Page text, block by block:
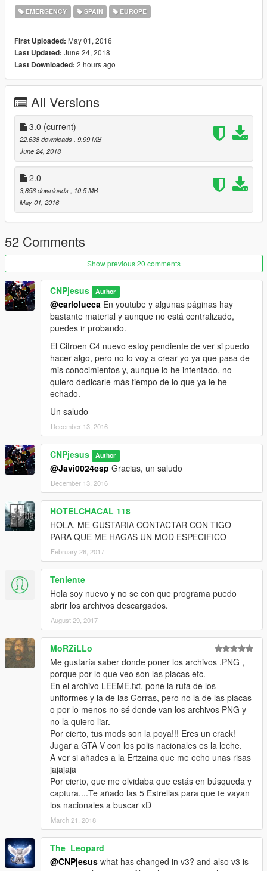
por objetos del jersey y de la camiseta
El emblema es por fín visible, más de lo mismo que las
Mejorado un poco más el aspecto de las posiciones de los
emblemas, placas y logos
Mejoras de las texturas
Un gran saludo, feliz navidad y viva el CNP!!
EMERGENCY SPAIN EUROPE
First Uploaded: May 01, 2016
Last Updated: June 24, 2018
Last Downloaded: 2 hours ago
All Versions
3.0 (current)
22,638 downloads, 9.99 MB
June 24, 2018
2.0
3,856 downloads, 10.5 MB
May 01, 2016
52 Comments
Show previous 20 comments
CNPjesus Author
@carlolucca En youtube y algunas páginas hay
bastante material y aunque no está centralizado,
puedes ir probando.
El Citroen C4 nuevo estoy pendiente de ver si puedo
hacer algo, pero no lo voy a crear yo ya que pasa de
mis conocimientos y, aunque lo he intentado, no
quiero dedicarle más tiempo de lo que ya le he
echado.
Un saludo
December 13, 2016
CNPjesus Author
@Javi0024esp Gracias, un saludo
December 13, 2016
HOTELCHACAL 118
HOLA, ME GUSTARIA CONTACTAR CON TIGO
PARA QUE ME HAGAS UN MOD ESPECIFICO
February 26, 2017
Teniente
Hola soy nuevo y no se con que programa puedo
abrir los archivos descargados.
August 29, 2017
MoRZiLLo
Me gustaría saber donde poner los archivos .PNG ,
porque por lo que veo son las placas etc.
En el archivo LEEME.txt, pone la ruta de los
uniformes y la de las Gorras, pero no la de las placas
o por lo menos no sé donde van los archivos PNG y
no la quiero liar.
Por cierto, tus mods son la poya!!! Eres un crack!
Jugar a GTA V con los polis nacionales es la leche.
A ver si añades a la Ertzaina que me echo unas risas
jajajaja
Por cierto, que me olvidaba que estás en búsqueda y
captura....Te añado las 5 Estrellas para que te vayan
los nacionales a buscar xD
March 21, 2018
The_Leopard
@CNPjesus what has changed in v3? and also v3 is